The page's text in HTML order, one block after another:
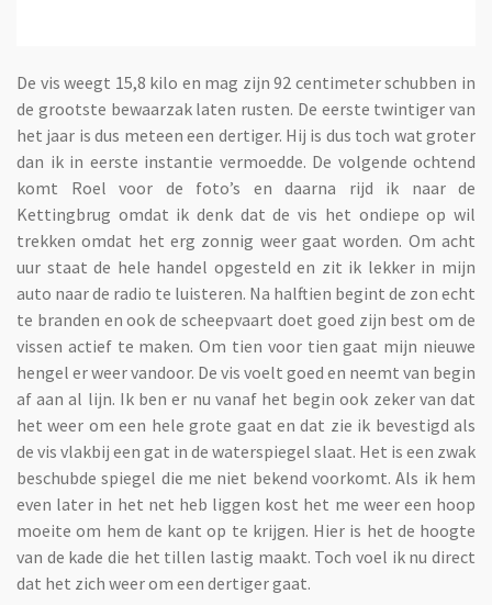
De vis weegt 15,8 kilo en mag zijn 92 centimeter schubben in
de grootste bewaarzak laten rusten. De eerste twintiger van
het jaar is dus meteen een dertiger. Hij is dus toch wat groter
dan ik in eerste instantie vermoedde. De volgende ochtend
komt Roel voor de foto’s en daarna rijd ik naar de
Kettingbrug omdat ik denk dat de vis het ondiepe op wil
trekken omdat het erg zonnig weer gaat worden. Om acht
uur staat de hele handel opgesteld en zit ik lekker in mijn
auto naar de radio te luisteren. Na halftien begint de zon echt
te branden en ook de scheepvaart doet goed zijn best om de
vissen actief te maken. Om tien voor tien gaat mijn nieuwe
hengel er weer vandoor. De vis voelt goed en neemt van begin
af aan al lijn. Ik ben er nu vanaf het begin ook zeker van dat
het weer om een hele grote gaat en dat zie ik bevestigd als
de vis vlakbij een gat in de waterspiegel slaat. Het is een zwak
beschubde spiegel die me niet bekend voorkomt. Als ik hem
even later in het net heb liggen kost het me weer een hoop
moeite om hem de kant op te krijgen. Hier is het de hoogte
van de kade die het tillen lastig maakt. Toch voel ik nu direct
dat het zich weer om een dertiger gaat.